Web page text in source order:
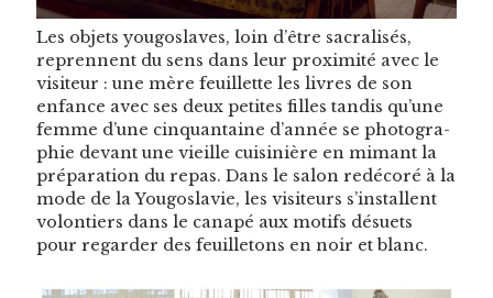
Les objets yougoslaves, loin d’être sacral­isés,
repren­nent du sens dans leur prox­im­ité avec le
vis­i­teur : une mère feuil­lette les livres de son
enfance avec ses deux petites filles tan­dis qu’une
femme d’une cinquan­taine d’année se pho­togra­
phie devant une vieille cuisinière en mimant la
pré­pa­ra­tion du repas. Dans le salon redé­coré à la
mode de la Yougoslavie, les vis­i­teurs s’installent
volon­tiers dans le canapé aux motifs désuets
pour regarder des feuil­letons en noir et blanc.